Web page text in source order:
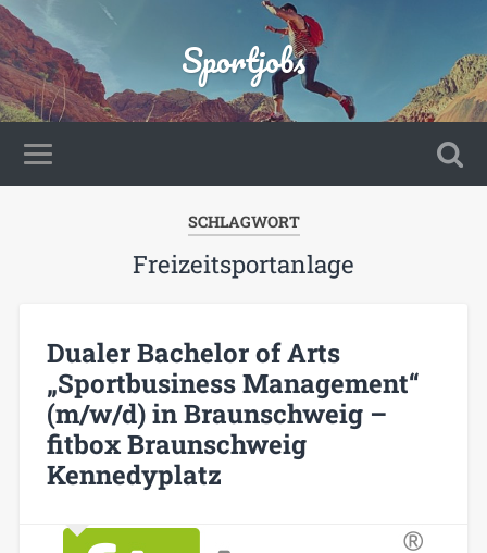
Sportjobs
SCHLAGWORT
Freizeitsportanlage
Dualer Bachelor of Arts
„Sportbusiness Management“
(m/w/d) in Braunschweig –
fitbox Braunschweig
Kennedyplatz